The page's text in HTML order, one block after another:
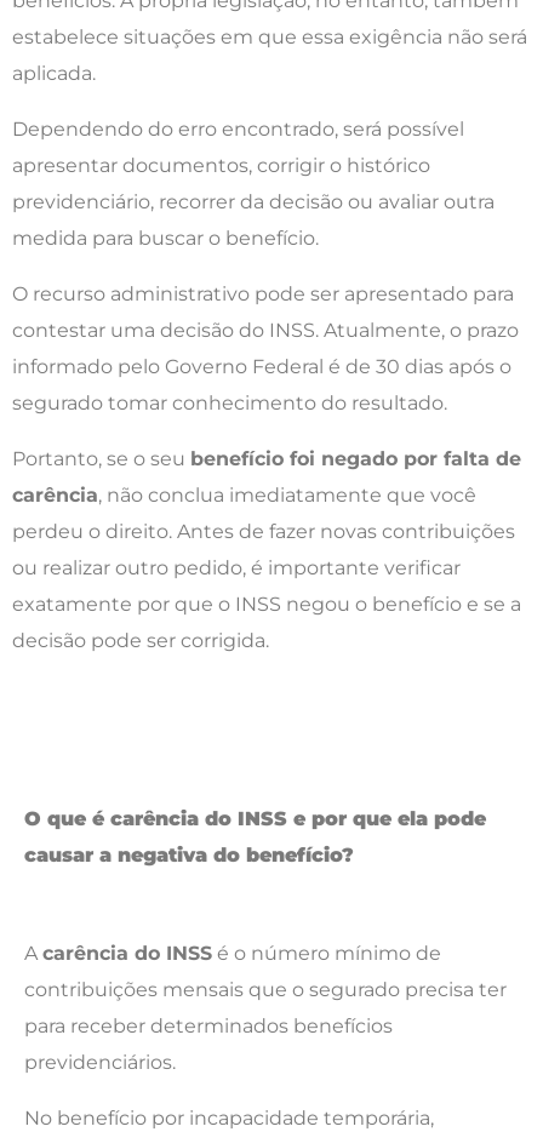
estabelece situações em que essa exigência não será
aplicada.
Dependendo do erro encontrado, será possível
apresentar documentos, corrigir o histórico
previdenciário, recorrer da decisão ou avaliar outra
medida para buscar o benefício.
O recurso administrativo pode ser apresentado para
contestar uma decisão do INSS. Atualmente, o prazo
informado pelo Governo Federal é de 30 dias após o
segurado tomar conhecimento do resultado.
Portanto, se o seu benefício foi negado por falta de
carência, não conclua imediatamente que você
perdeu o direito. Antes de fazer novas contribuições
ou realizar outro pedido, é importante verificar
exatamente por que o INSS negou o benefício e se a
decisão pode ser corrigida.
O que é carência do INSS e por que ela pode
causar a negativa do benefício?
Acarência do INSS é o número mínimo de
contribuições mensais que o segurado precisa ter
para receber determinados benefícios
previdenciários.
No benefício por incapacidade temporária,